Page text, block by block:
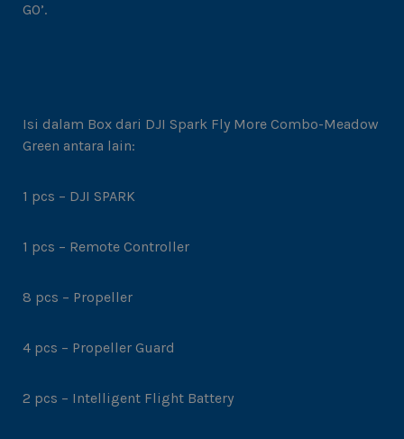
GO’.
Isi dalam Box dari DJI Spark Fly More Combo-Meadow
Green antara lain:
1 pcs – DJI SPARK
1 pcs – Remote Controller
8 pcs – Propeller
4 pcs – Propeller Guard
2 pcs – Intelligent Flight Battery